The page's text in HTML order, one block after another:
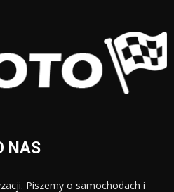
NAS
Piszemy o samochodach i